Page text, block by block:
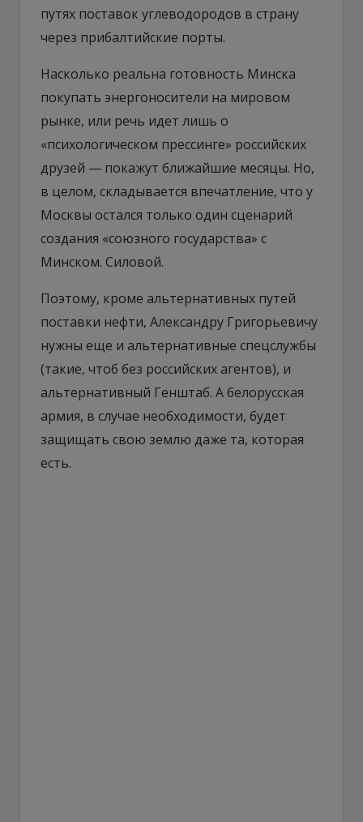
путях поставок углеводородов в страну
через прибалтийские порты.
Насколько реальна готовность Минска
покупать энергоносители на мировом
рынке, или речь идет лишь о
«психологическом прессинге» российских
друзей — покажут ближайшие месяцы. Но,
в целом, складывается впечатление, что у
Москвы остался только один сценарий
создания «союзного государства» с
Минском. Силовой.
Поэтому, кроме альтернативных путей
поставки нефти, Александру Григорьевичу
нужны еще и альтернативные спецслужбы
(такие, чтоб без российских агентов), и
альтернативный Генштаб. А белорусская
армия, в случае необходимости, будет
защищать свою землю даже та, которая
есть.